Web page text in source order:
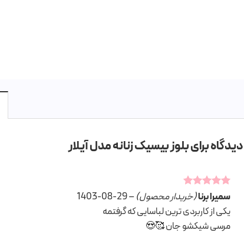
بلوز بیسیک زنانه مدل آیلار
امتیاز5ازسميرا برنا(خریدار محصول)–
1403-08-29
یکی از کاربردی ترین لباسایی که گرفتمه
مرسی شیکشو جان 🥰😍